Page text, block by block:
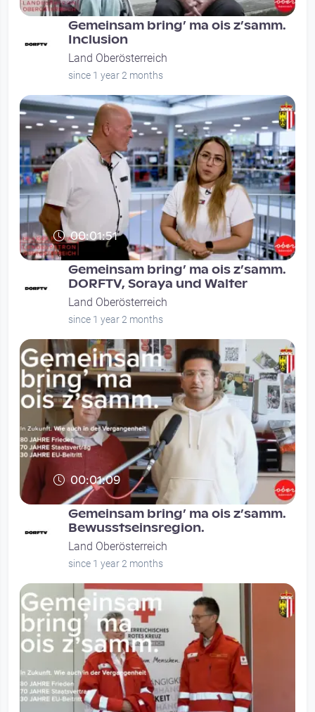
Gemeinsam bring’ ma ois z’samm.
Inclusion
Land Oberösterreich
since 1 year 2 months
00:01:51
Gemeinsam bring’ ma ois z’samm.
DORFTV, Soraya und Walter
Land Oberösterreich
since 1 year 2 months
00:01:09
Gemeinsam bring’ ma ois z’samm.
Bewusstseinsregion.
Land Oberösterreich
since 1 year 2 months